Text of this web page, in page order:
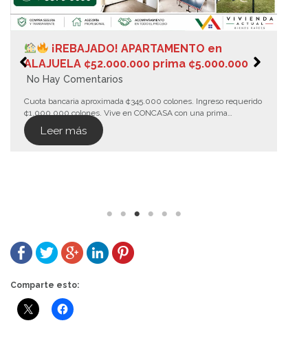
¡REBAJADO! APARTAMENTO en
ALAJUELA ¢52.000.000 prima ¢5.000.000
No Hay Comentarios
Cuota bancaria aproximada ¢345.000 colones. Ingreso requerido
¢1.000.000 colones. Vive en CONCASA con una prima…
Leer más
Comparte esto: